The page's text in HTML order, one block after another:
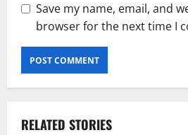
Save my name, email, and
browser for the next time I
RELATED STORIES